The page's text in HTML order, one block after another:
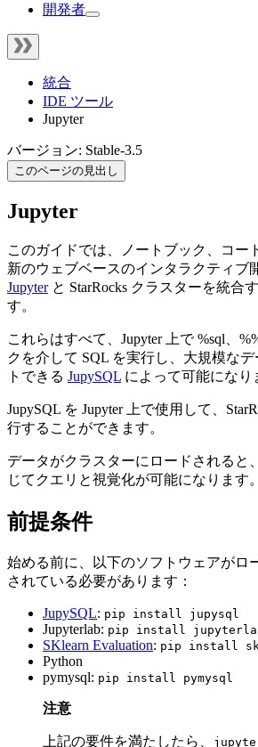
開発者
統合
IDE ツール
Jupyter
バージョン: Stable-3.5
このページの見出し
Jupyter
このガイドでは、ノートブック、コー
新のウェブベースのインタラクティブ
Jupyterと StarRocks クラスターを統合
す。
これらはすべて、Jupyter 上で %sql、
クを介して SQL を実行し、大規模な
トできる JupySQL によって可能になり
JupySQL を Jupyter 上で使用して、
行することができます。
データがクラスターにロードされると
じてクエリと視覚化が可能になります。
前提条件
始める前に、以下のソフトウェアがロ
されている必要があります：
JupySQL: pip install jupysql
Jupyterlab: pip install
SKlearn Evaluation: pip install
Python
pymysql: pip install pymysql
注意
上記の要件を満たしたら、